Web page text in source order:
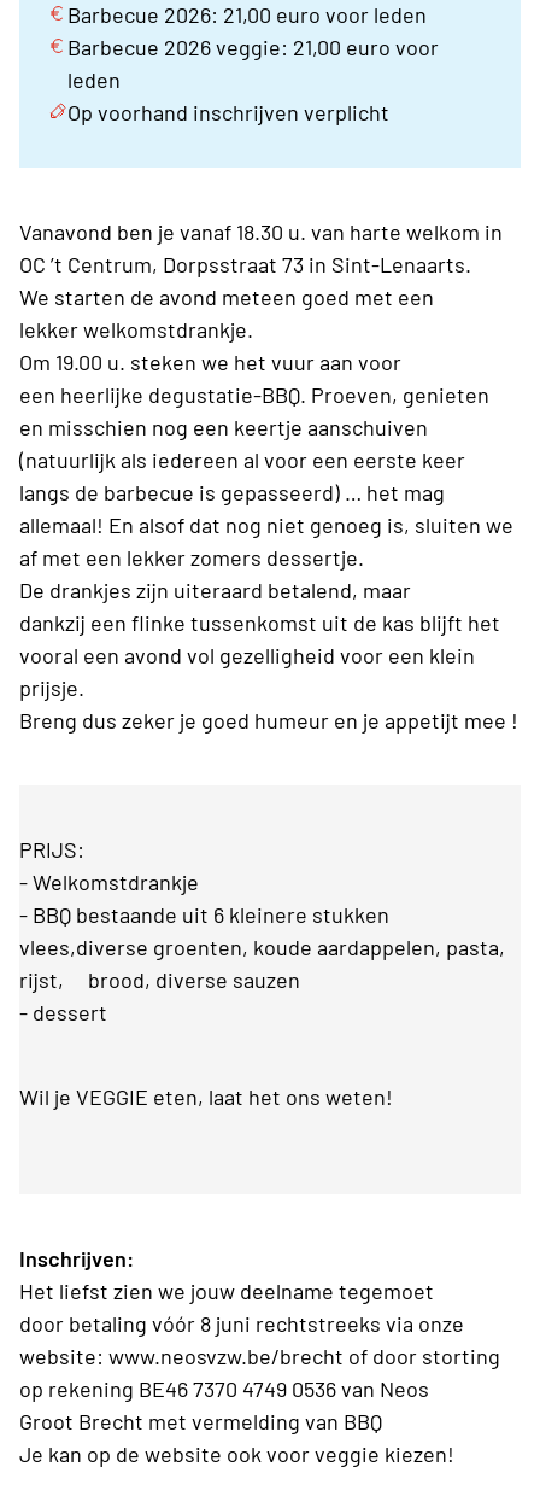
Barbecue 2026: 21,00 euro voor leden
Barbecue 2026 veggie: 21,00 euro voor
leden
Op voorhand inschrijven verplicht
Vanavond ben je vanaf 18.30 u. van harte welkom in
OC ’t Centrum, Dorpsstraat 73 in Sint-Lenaarts.
We starten de avond meteen goed met een
lekker welkomstdrankje.
Om 19.00 u. steken we het vuur aan voor
een heerlijke degustatie-BBQ. Proeven, genieten
en misschien nog een keertje aanschuiven
(natuurlijk als iedereen al voor een eerste keer
langs de barbecue is gepasseerd) … het mag
allemaal! En alsof dat nog niet genoeg is, sluiten we
af met een lekker zomers dessertje.
De drankjes zijn uiteraard betalend, maar
dankzij een flinke tussenkomst uit de kas blijft het
vooral een avond vol gezelligheid voor een klein
prijsje.
Breng dus zeker je goed humeur en je appetijt mee !
PRIJS:
- Welkomstdrankje
- BBQ bestaande uit 6 kleinere stukken
vlees,diverse groenten, koude aardappelen, pasta,
rijst, brood, diverse sauzen
- dessert
Wil je VEGGIE eten, laat het ons weten!
Inschrijven:
Het liefst zien we jouw deelname tegemoet
door betaling vóór 8 juni rechtstreeks via onze
website: www.neosvzw.be/brecht of door storting
op rekening BE46 7370 4749 0536 van Neos
Groot Brecht met vermelding van BBQ
Je kan op de website ook voor veggie kiezen!